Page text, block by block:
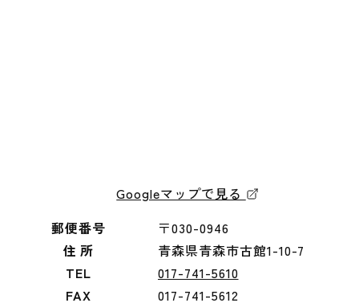
Googleマップで見る
郵便番号
〒030-0946
住 所
青森県青森市古館1-10-7
TEL
017-741-5610
FAX
017-741-5612